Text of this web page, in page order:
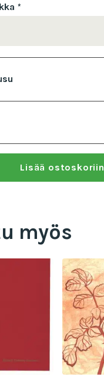
*
Lisää ostoskoriin
myös